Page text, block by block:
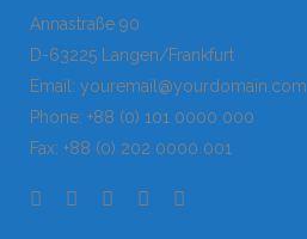
Annastraße 90
D-63225 Langen/Frankfurt
Email: youremail@yourdomain.com
Phone: +88 (0) 101 0000 000
Fax: +88 (0) 202 0000 001